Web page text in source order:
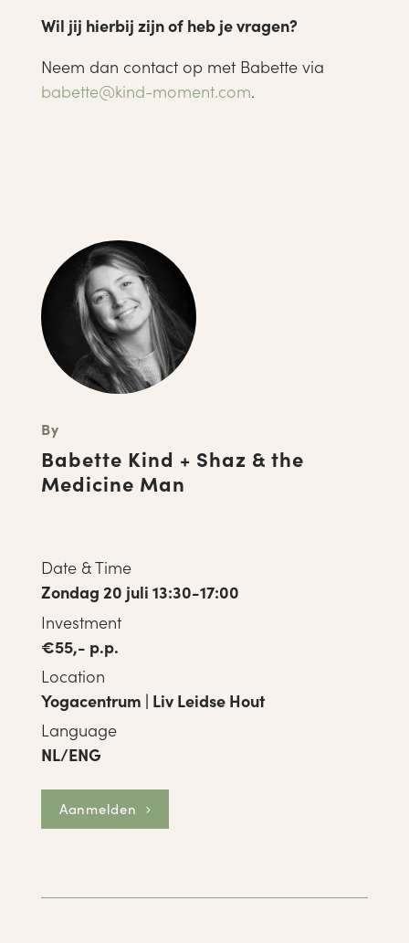
Wil jij hierbij zijn of heb je vragen?
Neem dan contact op met Babette via
babette@kind-moment.com.
By
Babette Kind + Shaz & the
Medicine Man
Date & Time
Zondag 20 juli 13:30-17:00
Investment
€55,- p.p.
Location
Yogacentrum | Liv Leidse Hout
Language
NL/ENG
Aanmelden